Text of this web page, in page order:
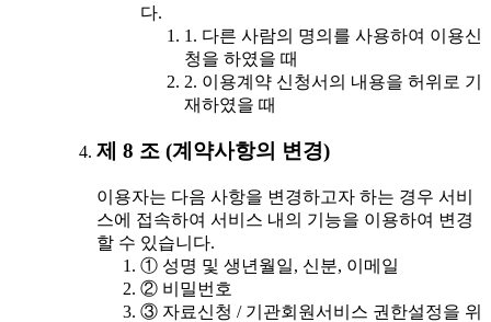
다.
1. 다른 사람의 명의를 사용하여 이용신
청을 하였을 때
2. 이용계약 신청서의 내용을 허위로 기
재하였을 때
제 8 조 (계약사항의 변경)
이용자는 다음 사항을 변경하고자 하는 경우 서비
스에 접속하여 서비스 내의 기능을 이용하여 변경
할 수 있습니다.
① 성명 및 생년월일, 신분, 이메일
② 비밀번호
③ 자료신청 / 기관회원서비스 권한설정을 위